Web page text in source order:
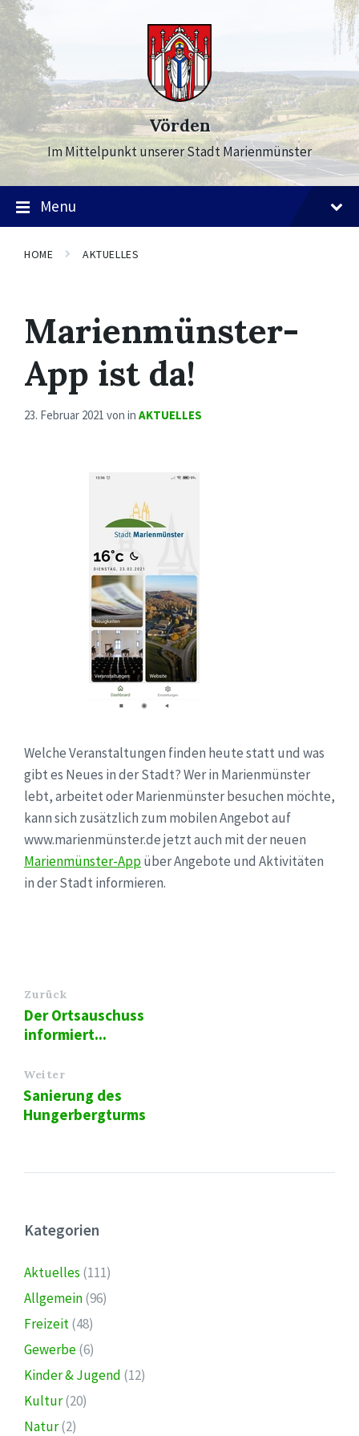
Skip
to
content
Skip
to
main
navigation
Skip
to
footer
Vörden
Im Mittelpunkt unserer Stadt Marienmünster
Menu
HOME AKTUELLES
Marienmünster-
App ist da!
23. Februar 2021 von in AKTUELLES
Welche Veranstaltungen finden heute statt und was
gibt es Neues in der Stadt? Wer in Marienmünster
lebt, arbeitet oder Marienmünster besuchen möchte,
kann sich zusätzlich zum mobilen Angebot auf
www.marienmünster.de jetzt auch mit der neuen
Marienmünster-Appüber Angebote und Aktivitäten
in der Stadt informieren.
Zurück
Der Ortsauschuss
informiert...
Weiter
Sanierung des
Hungerbergturms
Kategorien
Aktuelles (111)
Allgemein(96)
Freizeit(48)
Gewerbe(6)
Kinder & Jugend (12)
Kultur(20)
Natur(2)